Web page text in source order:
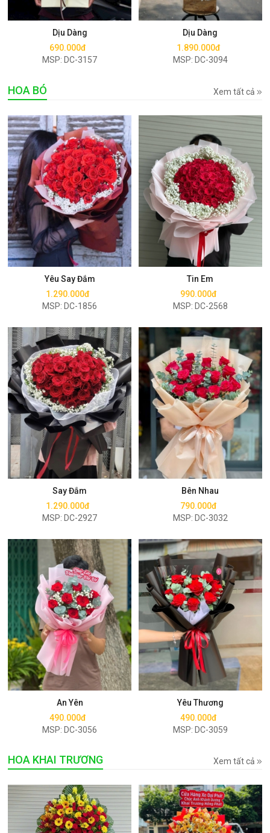
Dịu Dàng
690.000đ
MSP: DC-3157
Mua ngay
Dịu Dàng
1.890.000đ
MSP: DC-3094
Mua ngay
HOA BÓ Xem tất cả
Yêu Say Đắm
1.290.000đ
MSP: DC-1856
Mua ngay
Tin Em
990.000đ
MSP: DC-2568
Mua ngay
Say Đắm
1.290.000đ
MSP: DC-2927
Mua ngay
Bên Nhau
790.000đ
MSP: DC-3032
Mua ngay
An Yên
490.000đ
MSP: DC-3056
Mua ngay
Yêu Thương
490.000đ
MSP: DC-3059
Mua ngay
HOA KHAI TRƯƠNG Xem tất cả